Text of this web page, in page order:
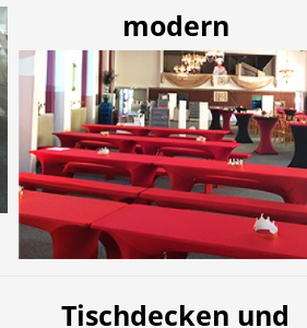
modern
Tischdecken und